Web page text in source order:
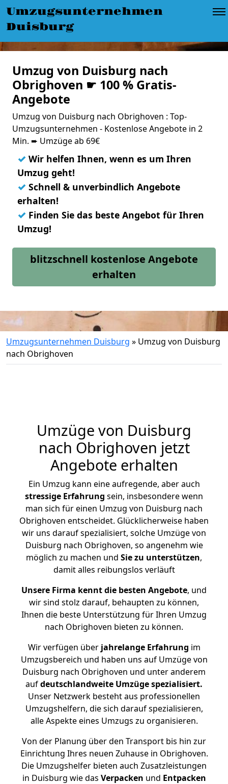
Umzugsunternehmen
Duisburg
Umzug von Duisburg nach
Obrighoven ☛ 100 % Gratis-
Angebote
Umzug von Duisburg nach Obrighoven : Top-
Umzugsunternehmen - Kostenlose Angebote in 2
Min. ➨ Umzüge ab 69€
✓ Wir helfen Ihnen, wenn es um Ihren
Umzug geht!
✓ Schnell & unverbindlich Angebote
erhalten!
✓ Finden Sie das beste Angebot für Ihren
Umzug!
blitzschnell kostenlose Angebote
erhalten
Umzugsunternehmen Duisburg » Umzug von Duisburg
nach Obrighoven
Umzüge von Duisburg
nach Obrighoven jetzt
Angebote erhalten
Ein Umzug kann eine aufregende, aber auch
stressige Erfahrung sein, insbesondere wenn
man sich für einen Umzug von Duisburg nach
Obrighoven entscheidet. Glücklicherweise haben
wir uns darauf spezialisiert, solche Umzüge von
Duisburg nach Obrighoven, so angenehm wie
möglich zu machen und Sie zu unterstützen,
damit alles reibungslos verläuft
Unsere Firma kennt die besten Angebote, und
wir sind stolz darauf, behaupten zu können,
Ihnen die beste Unterstützung für Ihren Umzug
nach Obrighoven bieten zu können.
Wir verfügen überjahrelange Erfahrung im
Umzugsbereich und haben uns auf Umzüge von
Duisburg nach Obrighoven und unter anderem
aufdeutschlandweite Umzüge spezialisiert.
Unser Netzwerk besteht aus professionellen
Umzugshelfern, die sich darauf spezialisieren,
alle Aspekte eines Umzugs zu organisieren.
Von der Planung über den Transport bis hin zur
Einrichtung Ihres neuen Zuhause in Obrighoven.
Die Umzugshelfer bieten auch Zusatzleistungen
in Duisburg wie das Verpacken und Entpacken